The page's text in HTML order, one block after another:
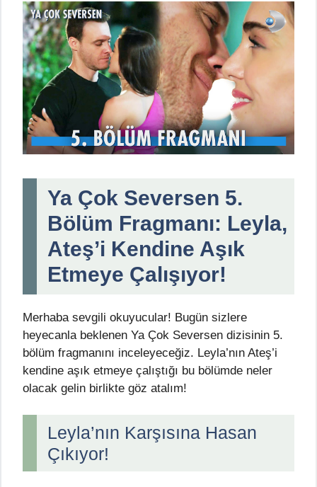
Ya Çok Seversen 5.
Bölüm Fragmanı: Leyla,
Ateş’i Kendine Aşık
Etmeye Çalışıyor!
Merhaba sevgili okuyucular! Bugün sizlere
heyecanla beklenen Ya Çok Seversen dizisinin 5.
bölüm fragmanını inceleyeceğiz. Leyla’nın Ateş’i
kendine aşık etmeye çalıştığı bu bölümde neler
olacak gelin birlikte göz atalım!
Leyla’nın Karşısına Hasan
Çıkıyor!